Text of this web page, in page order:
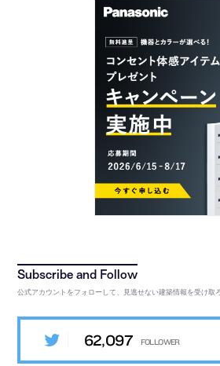
公式アカウントをフォローして、見逃せない建築情報を受け取ろ
62,097